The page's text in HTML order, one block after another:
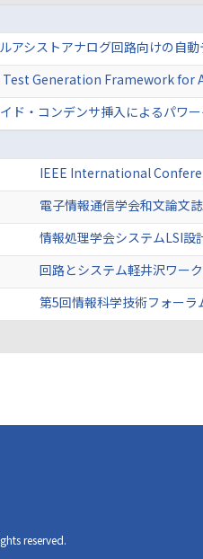
アシストアナログ回路向けの自
Generation Framework for
ド・コンデンサ挿入によるパワ
IEEE International
電子情報通信学会和文論文
情報処理学会システムLSI設
回路とシステム軽井沢ワー
第5回情報科学技術フォー
reserved.